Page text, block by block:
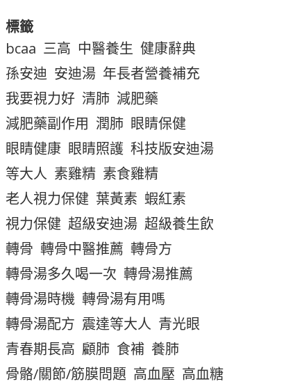
標籤
bcaa 三高 中醫養生 健康辭典
孫安迪 安迪湯 年長者營養補充
我要視力好 清肺 減肥藥
減肥藥副作用 潤肺 眼睛保健
眼睛健康 眼睛照護 科技版安迪湯
等大人 素雞精 素食雞精
老人視力保健 葉黃素 蝦紅素
視力保健 超級安迪湯 超級養生飲
轉骨 轉骨中醫推薦 轉骨方
轉骨湯多久喝一次 轉骨湯推薦
轉骨湯時機 轉骨湯有用嗎
轉骨湯配方 震達等大人 青光眼
青春期長高 顧肺 食補 養肺
骨骼/關節/筋膜問題 高血壓 高血糖